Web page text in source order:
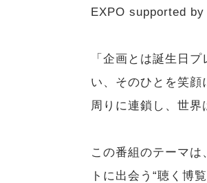
EXPO supported by
「企画とは誕生日
い、そのひとを笑
周りに連鎖し、世界
この番組のテーマ
トに出会う“聴く博